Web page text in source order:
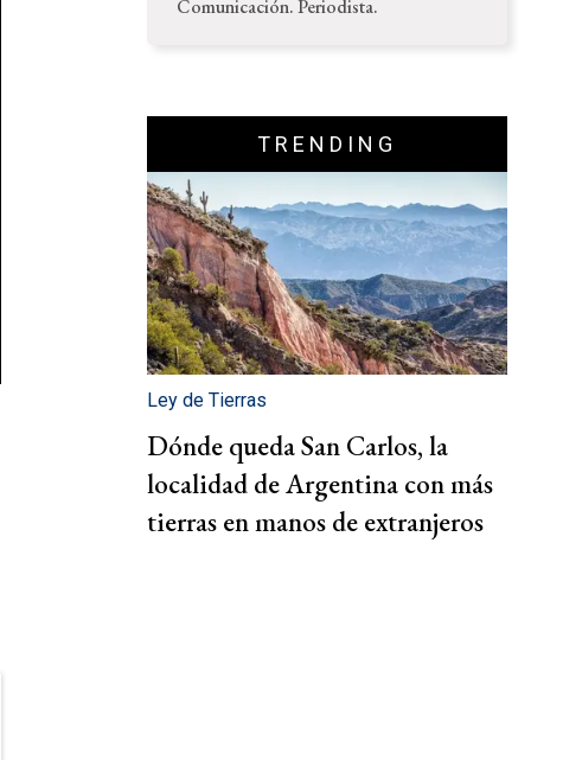
Comunicación. Periodista.
TRENDING
Ley de Tierras
Dónde queda San Carlos, la
localidad de Argentina con más
tierras en manos de extranjeros